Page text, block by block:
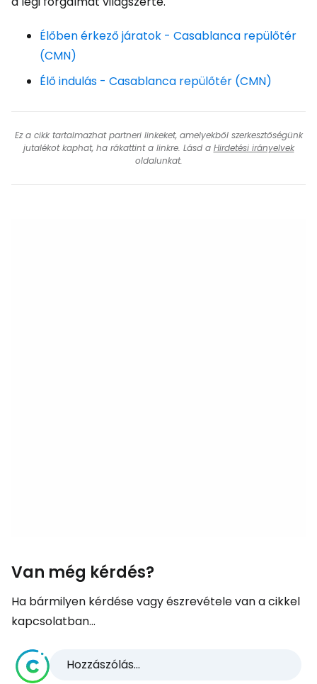
Élőben érkező járatok - Casablanca repülőtér
(CMN)
Élő indulás - Casablanca repülőtér (CMN)
Ez a cikk tartalmazhat partneri linkeket, amelyekből szerkesztőségünk
jutalékot kaphat, ha rákattint a linkre. Lásd a Hirdetési irányelvek
oldalunkat.
Van még kérdés?
Ha bármilyen kérdése vagy észrevétele van a cikkel
kapcsolatban...
Hozzászólás...